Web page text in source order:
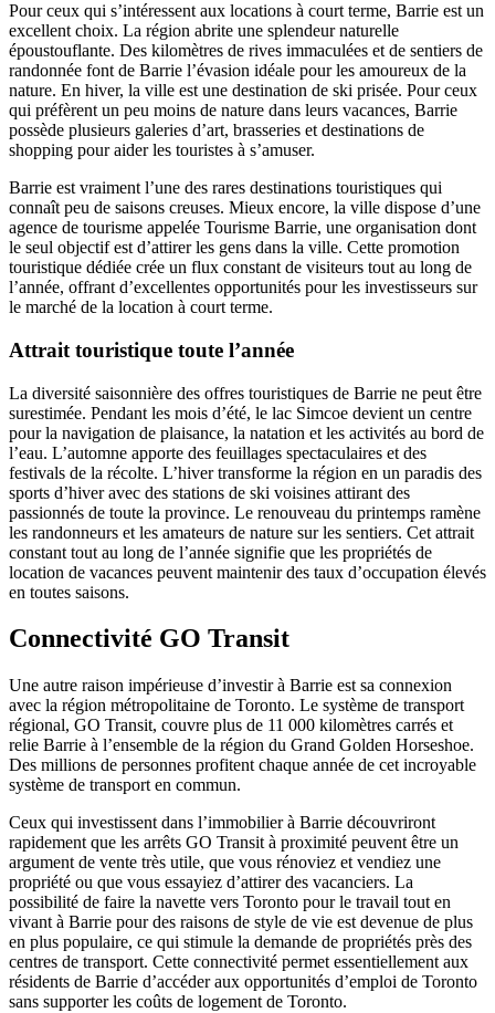
Pour ceux qui s’intéressent aux locations à court terme, Barrie est un
excellent choix. La région abrite une splendeur naturelle
époustouflante. Des kilomètres de rives immaculées et de sentiers de
randonnée font de Barrie l’évasion idéale pour les amoureux de la
nature. En hiver, la ville est une destination de ski prisée. Pour ceux
qui préfèrent un peu moins de nature dans leurs vacances, Barrie
possède plusieurs galeries d’art, brasseries et destinations de
shopping pour aider les touristes à s’amuser.
Barrie est vraiment l’une des rares destinations touristiques qui
connaît peu de saisons creuses. Mieux encore, la ville dispose d’une
agence de tourisme appelée Tourisme Barrie, une organisation dont
le seul objectif est d’attirer les gens dans la ville. Cette promotion
touristique dédiée crée un flux constant de visiteurs tout au long de
l’année, offrant d’excellentes opportunités pour les investisseurs sur
le marché de la location à court terme.
Attrait touristique toute l’année
La diversité saisonnière des offres touristiques de Barrie ne peut être
surestimée. Pendant les mois d’été, le lac Simcoe devient un centre
pour la navigation de plaisance, la natation et les activités au bord de
l’eau. L’automne apporte des feuillages spectaculaires et des
festivals de la récolte. L’hiver transforme la région en un paradis des
sports d’hiver avec des stations de ski voisines attirant des
passionnés de toute la province. Le renouveau du printemps ramène
les randonneurs et les amateurs de nature sur les sentiers. Cet attrait
constant tout au long de l’année signifie que les propriétés de
location de vacances peuvent maintenir des taux d’occupation élevés
en toutes saisons.
Connectivité GO Transit
Une autre raison impérieuse d’investir à Barrie est sa connexion
avec la région métropolitaine de Toronto. Le système de transport
régional, GO Transit, couvre plus de 11 000 kilomètres carrés et
relie Barrie à l’ensemble de la région du Grand Golden Horseshoe.
Des millions de personnes profitent chaque année de cet incroyable
système de transport en commun.
Ceux qui investissent dans l’immobilier à Barrie découvriront
rapidement que les arrêts GO Transit à proximité peuvent être un
argument de vente très utile, que vous rénoviez et vendiez une
propriété ou que vous essayiez d’attirer des vacanciers. La
possibilité de faire la navette vers Toronto pour le travail tout en
vivant à Barrie pour des raisons de style de vie est devenue de plus
en plus populaire, ce qui stimule la demande de propriétés près des
centres de transport. Cette connectivité permet essentiellement aux
résidents de Barrie d’accéder aux opportunités d’emploi de Toronto
sans supporter les coûts de logement de Toronto.